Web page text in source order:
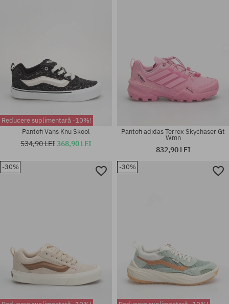
Reducere suplimentară -10%!
Pantofi Vans Knu Skool
534,90 LEI368,90 LEI
Pantofi adidas Terrex Skychaser Gt
Wmn
832,90 LEI
-30% -30%